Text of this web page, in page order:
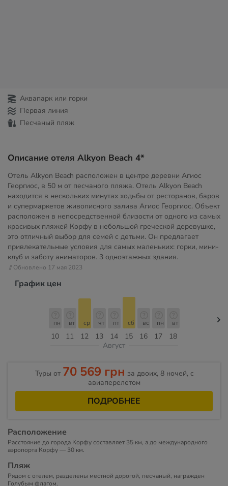
Аквапарк или горки
Первая линия
Песчаный пляж
Описание отеля Alkyon Beach 4*
Отель Alkyon Beach расположен в центре деревни Агиос
Георгиос, в 50 м от песчаного пляжа. Отель Alkyon Beach
находится в нескольких минутах ходьбы от ресторанов, баров
и супермаркетов живописного залива Агиос Георгиос. Объект
расположен в непосредственной близости от одного из самых
красивых пляжей Корфу в небольшой греческой деревушке,
это отличный выбор для семей с детьми. Он предлагает
привлекательные условия для самых маленьких: горки, мини-
клуб и заботу аниматоров. 3 одноэтажных здания.
// Обновлено 17 мая 2023
График цен
10
пн
11
вт
12
ср
13
чт
14
пт
15
сб
16
вс
17
пн
18
вт
Август
Туры от 70 569 грн за двоих, 8 ночей, c
авиаперелетом
ПОДРОБНЕЕ
Расположение
Расстояние до города Корфу составляет 35 км, а до международного
аэропорта Корфу — 30 км.
Пляж
Рядом с отелем, разделены местной дорогой, песчаный, награжден
Голубым флагом.